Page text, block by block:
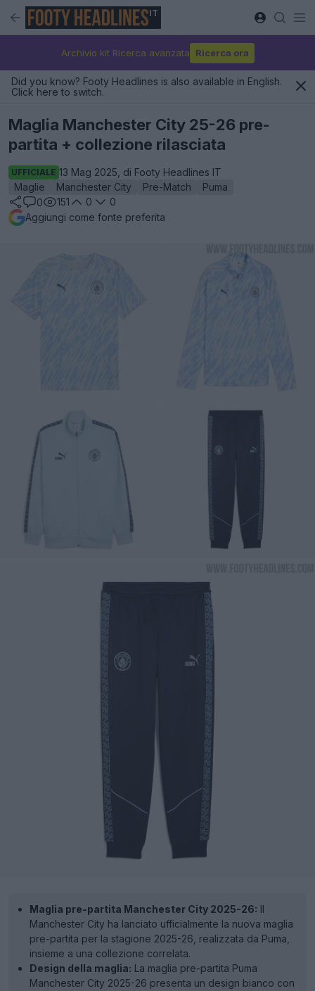
IT
Archivio kit Ricerca avanzata Ricerca ora
Did you know? Footy Headlines is also available in English.
Click here to switch.
Maglia Manchester City 25-26 pre-
partita + collezione rilasciata
UFFICIALE 13 Mag 2025, di Footy Headlines IT
Maglie
Manchester City Pre-Match
Puma
0
151 0
0
Aggiungi come fonte preferita
Maglia pre-partita Manchester City 2025-26: Il
Manchester City ha lanciato ufficialmente la nuova maglia
pre-partita per la stagione 2025-26, realizzata da Puma,
insieme a una collezione correlata.
Design della maglia: La maglia pre-partita Puma
Manchester City 2025-26 presenta un design bianco con